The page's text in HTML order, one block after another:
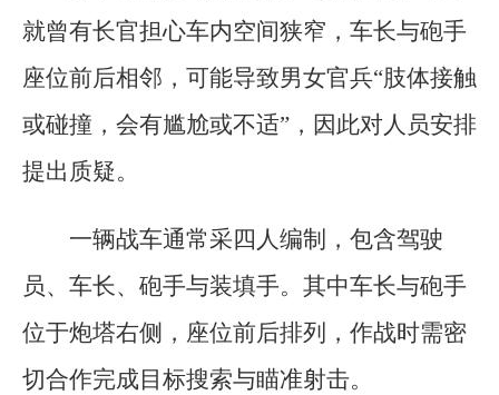
就曾有长官担心车内空间狭窄，车长与砲手
座位前后相邻，可能导致男女官兵“肢体接触
或碰撞，会有尴尬或不适”，因此对人员安排
提出质疑。
一辆战车通常采四人编制，包含驾驶
员、车长、砲手与装填手。其中车长与砲手
位于炮塔右侧，座位前后排列，作战时需密
切合作完成目标搜索与瞄准射击。